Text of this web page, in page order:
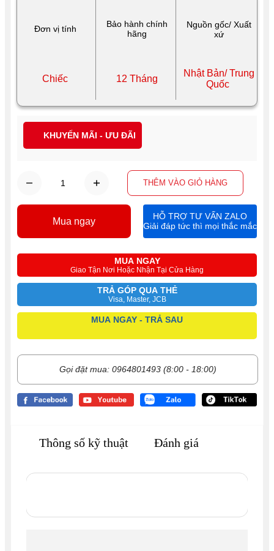
Đơn vị tính
Bảo hành chính
hãng
Nguồn gốc/ Xuất
xứ
Chiếc 12 Tháng
Nhật Bản/ Trung
Quốc
THÊM VÀO GIỎ HÀNG
MUA NGAY
Giao Tận Nơi Hoặc Nhận Tại Cửa Hàng
TRẢ GÓP QUA THẺ
Visa, Master, JCB
MUA NGAY - TRẢ SAU
Gọi đặt mua: 0964801493 (8:00 - 18:00)
Mua ngay
HỖ TRỢ TƯ VẤN ZALO
Giải đáp tức thì mọi thắc mắc
KHUYẾN MÃI - ƯU ĐÃI
Thông số kỹ thuật Đánh giá